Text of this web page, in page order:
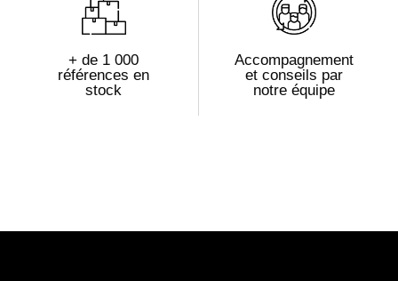
+ de 1 000
références en
stock
Accompagnement
et conseils par
notre équipe